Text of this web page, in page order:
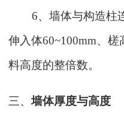
6、墙体与构造柱
伸入体60~100mm、槎
料高度的整倍数。
三、墙体厚度与高度